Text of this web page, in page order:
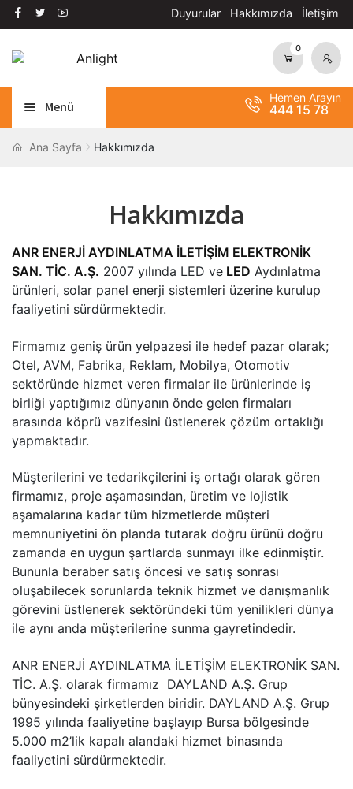
Duyurular Hakkımızda İletişim
Dolaşıma
İçeriğe
0
Menü
AYDINLATMA
SOLAR SİSTEM
Alt
BANT / YAPIŞTIRICILAR
KABLO
SARF MALZEME
PANOLAR
ASPİRATÖRLER
Hemen Arayın
444 15 78
Ana Sayfa Hakkımızda
Hakkımızda
ANR ENERJİ AYDINLATMA İLETİŞİM ELEKTRONİK
SAN. TİC. A.Ş. 2007 yılında LED ve LED Aydınlatma
ürünleri, solar panel enerji sistemleri üzerine kurulup
faaliyetini sürdürmektedir.
Firmamız geniş ürün yelpazesi ile hedef pazar olarak;
Otel, AVM, Fabrika, Reklam, Mobilya, Otomotiv
sektöründe hizmet veren firmalar ile ürünlerinde iş
birliği yaptığımız dünyanın önde gelen firmaları
arasında köprü vazifesini üstlenerek çözüm ortaklığı
yapmaktadır.
Müşterilerini ve tedarikçilerini iş ortağı olarak gören
firmamız, proje aşamasından, üretim ve lojistik
aşamalarına kadar tüm hizmetlerde müşteri
memnuniyetini ön planda tutarak doğru ürünü doğru
zamanda en uygun şartlarda sunmayı ilke edinmiştir.
Bununla beraber satış öncesi ve satış sonrası
oluşabilecek sorunlarda teknik hizmet ve danışmanlık
görevini üstlenerek sektöründeki tüm yenilikleri dünya
ile aynı anda müşterilerine sunma gayretindedir.
ANR ENERJİ AYDINLATMA İLETİŞİM ELEKTRONİK SAN.
TİC. A.Ş. olarak firmamız DAYLAND A.Ş. Grup
bünyesindeki şirketlerden biridir. DAYLAND A.Ş. Grup
1995 yılında faaliyetine başlayıp Bursa bölgesinde
5.000 m2’lik kapalı alandaki hizmet binasında
faaliyetini sürdürmektedir.